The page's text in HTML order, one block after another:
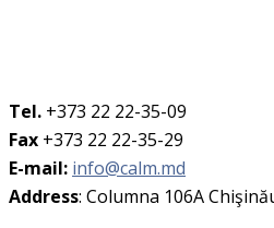
Tel. +373 22 22-35-09
Fax +373 22 22-35-29
E-mail: info@calm.md
Address: Columna 106A